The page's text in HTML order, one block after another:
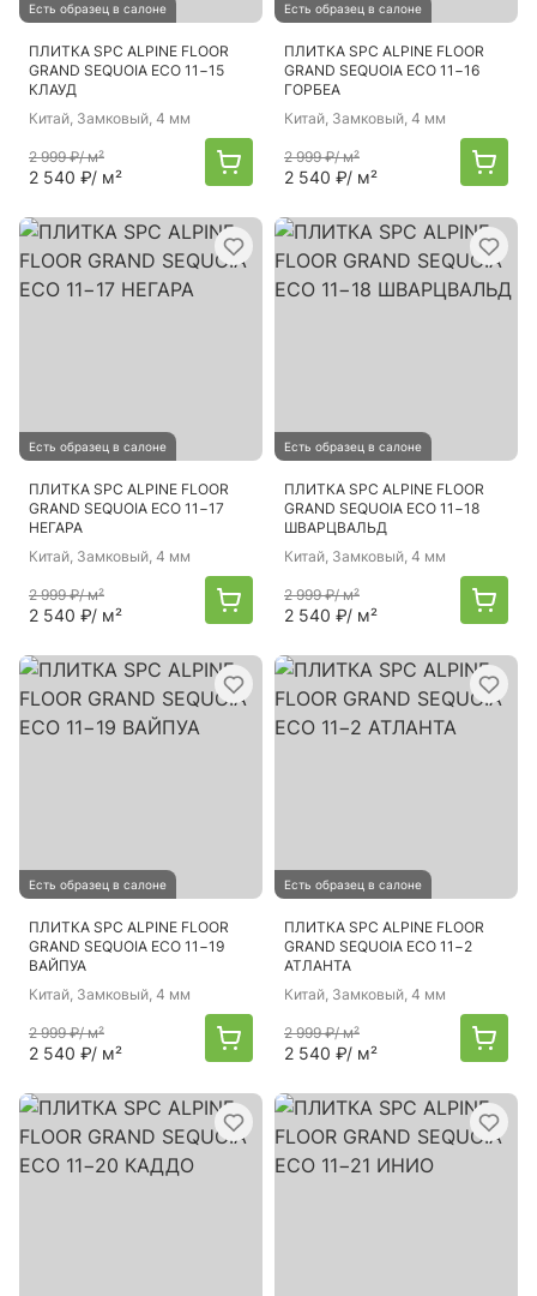
Есть образец в салоне
ПЛИТКА SPC ALPINE FLOOR
GRAND SEQUOIA ECO 11−15
КЛАУД
Китай, Замковый, 4 мм
2 999 ₽/ м²
2 540 ₽/ м²
Есть образец в салоне
ПЛИТКА SPC ALPINE FLOOR
GRAND SEQUOIA ECO 11−16
ГОРБЕА
Китай, Замковый, 4 мм
2 999 ₽/ м²
2 540 ₽/ м²
Есть образец в салоне
ПЛИТКА SPC ALPINE FLOOR
GRAND SEQUOIA ECO 11−17
НЕГАРА
Китай, Замковый, 4 мм
2 999 ₽/ м²
2 540 ₽/ м²
Есть образец в салоне
ПЛИТКА SPC ALPINE FLOOR
GRAND SEQUOIA ECO 11−18
ШВАРЦВАЛЬД
Китай, Замковый, 4 мм
2 999 ₽/ м²
2 540 ₽/ м²
Есть образец в салоне
ПЛИТКА SPC ALPINE FLOOR
GRAND SEQUOIA ECO 11−19
ВАЙПУА
Китай, Замковый, 4 мм
2 999 ₽/ м²
2 540 ₽/ м²
Есть образец в салоне
ПЛИТКА SPC ALPINE FLOOR
GRAND SEQUOIA ECO 11−2
АТЛАНТА
Китай, Замковый, 4 мм
2 999 ₽/ м²
2 540 ₽/ м²